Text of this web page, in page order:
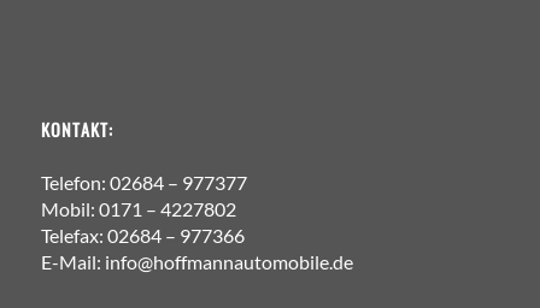
KONTAKT:
Telefon: 02684 – 977377
Mobil: 0171 – 4227802
Telefax: 02684 – 977366
E-Mail: info@hoffmannautomobile.de